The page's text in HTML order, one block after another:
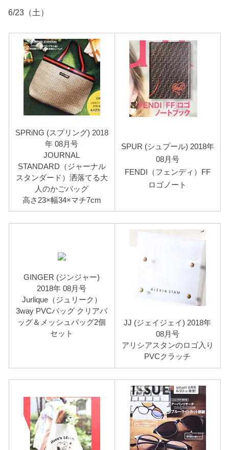
6/23（土）
SPRiNG (スプリング) 2018
年 08月号
JOURNAL
STANDARD（ジャーナル
スタンダード）洒落てる大
人のかごバッグ
高さ23×幅34×マチ7cm
SPUR (シュプール) 2018年
08月号
FENDI（フェンディ）FF
ロゴノート
GINGER (ジンジャー)
2018年 08月号
Jurlique（ジュリーク）
3way PVCバッグ クリアバ
ッグ＆メッシュバッグ2個
セット
JJ (ジェイジェイ) 2018年
08月号
アリシアスタンのロゴ入り
PVCクラッチ